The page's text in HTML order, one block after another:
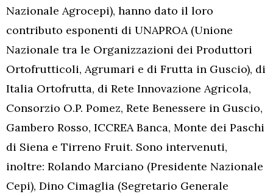
Nazionale Agrocepi), hanno dato il loro
contributo esponenti di UNAPROA (Unione
Nazionale tra le Organizzazioni dei Produttori
Ortofrutticoli, Agrumari e di Frutta in Guscio), di
Italia Ortofrutta, di Rete Innovazione Agricola,
Consorzio O.P. Pomez, Rete Benessere in Guscio,
Gambero Rosso, ICCREA Banca, Monte dei Paschi
di Siena e Tirreno Fruit. Sono intervenuti,
inoltre: Rolando Marciano (Presidente Nazionale
Cepi), Dino Cimaglia (Segretario Generale